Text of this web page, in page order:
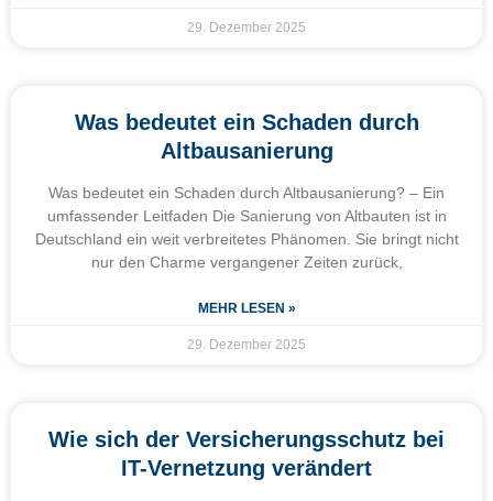
29. Dezember 2025
Was bedeutet ein Schaden durch
Altbausanierung
Was bedeutet ein Schaden durch Altbausanierung? – Ein
umfassender Leitfaden Die Sanierung von Altbauten ist in
Deutschland ein weit verbreitetes Phänomen. Sie bringt nicht
nur den Charme vergangener Zeiten zurück,
MEHR LESEN »
29. Dezember 2025
Wie sich der Versicherungsschutz bei
IT-Vernetzung verändert